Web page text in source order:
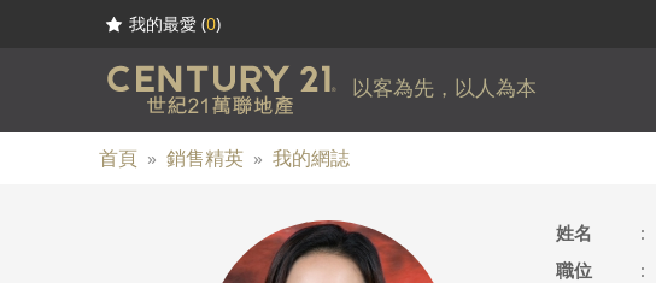
我的最愛 (0)
以客為先，以人為本
首頁 » 銷售精英 » 我的網誌
姓名 :
職位
: